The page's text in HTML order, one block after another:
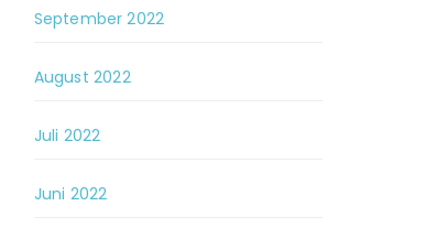
September 2022
August 2022
Juli 2022
Juni 2022